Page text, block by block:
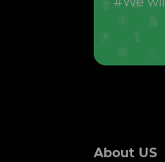
About US